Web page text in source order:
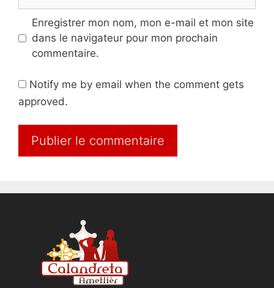
web
Enregistrer mon nom, mon e-mail et mon site
dans le navigateur pour mon prochain
commentaire.
Notify me by email when the comment gets
approved.